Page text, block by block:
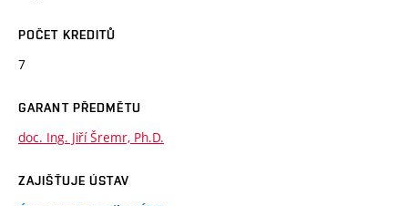
POČET KREDITŮ
7
GARANT PŘEDMĚTU
doc. Ing. Jiří Šremr, Ph.D.
ZAJIŠŤUJE ÚSTAV